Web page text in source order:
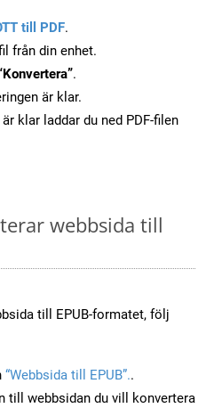
till PDF.
från din enhet.
.
är klar.
klar laddar du ned PDF-filen
webbsida till
till EPUB-formatet, följ
“Webbsida till EPUB”..
till webbsidan du vill konvertera